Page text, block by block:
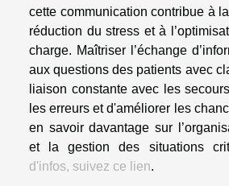
cette communication contribue à
réduction du stress et à
charge. Maîtriser l’échange
aux questions des patients avec
liaison constante avec les
les erreurs et d'améliorer les
en savoir davantage sur
et la gestion des situations
d'infos, suivez ce lien.